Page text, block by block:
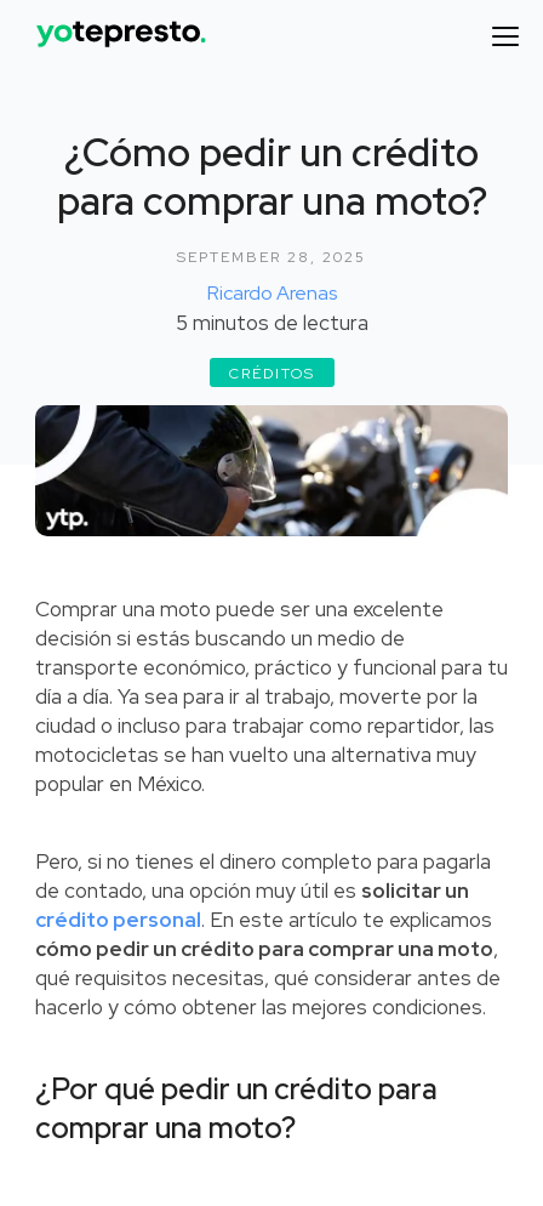
¿Cómo pedir un crédito
para comprar una moto?
SEPTEMBER 28, 2025
Ricardo Arenas
5 minutos de lectura
CRÉDITOS
Comprar una moto puede ser una excelente
decisión si estás buscando un medio de
transporte económico, práctico y funcional para tu
día a día. Ya sea para ir al trabajo, moverte por la
ciudad o incluso para trabajar como repartidor, las
motocicletas se han vuelto una alternativa muy
popular en México.
Pero, si no tienes el dinero completo para pagarla
de contado, una opción muy útil es solicitar un
crédito personal. En este artículo te explicamos
cómo pedir un crédito para comprar una moto,
qué requisitos necesitas, qué considerar antes de
hacerlo y cómo obtener las mejores condiciones.
¿Por qué pedir un crédito para
comprar una moto?